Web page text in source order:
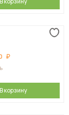
В корзину